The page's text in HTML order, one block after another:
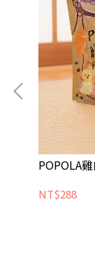
POPOLA
NT$288